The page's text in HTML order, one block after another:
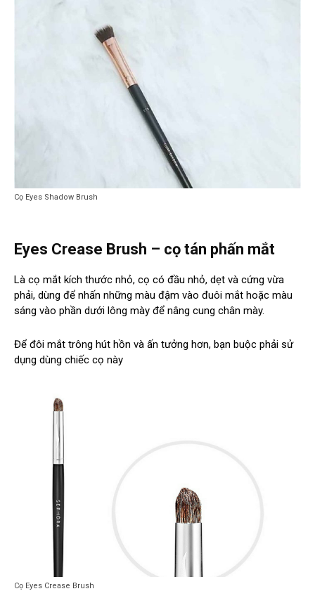
Cọ Eyes Shadow Brush
Eyes Crease Brush – cọ tán phấn mắt
Là cọ mắt kích thước nhỏ, cọ có đầu nhỏ, dẹt và cứng vừa
phải, dùng để nhấn những màu đậm vào đuôi mắt hoặc màu
sáng vào phần dưới lông mày để nâng cung chân mày.
Để đôi mắt trông hút hồn và ấn tưởng hơn, bạn buộc phải sử
dụng dùng chiếc cọ này
Cọ Eyes Crease Brush